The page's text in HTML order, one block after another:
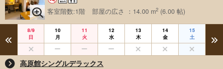
客室階数:1階 部屋の広さ ：14.00 m2 (6.00 帖)
8/9
日
10
月
11
火
12
水
13
木
14
金
15
土
高原館シングルデラックス